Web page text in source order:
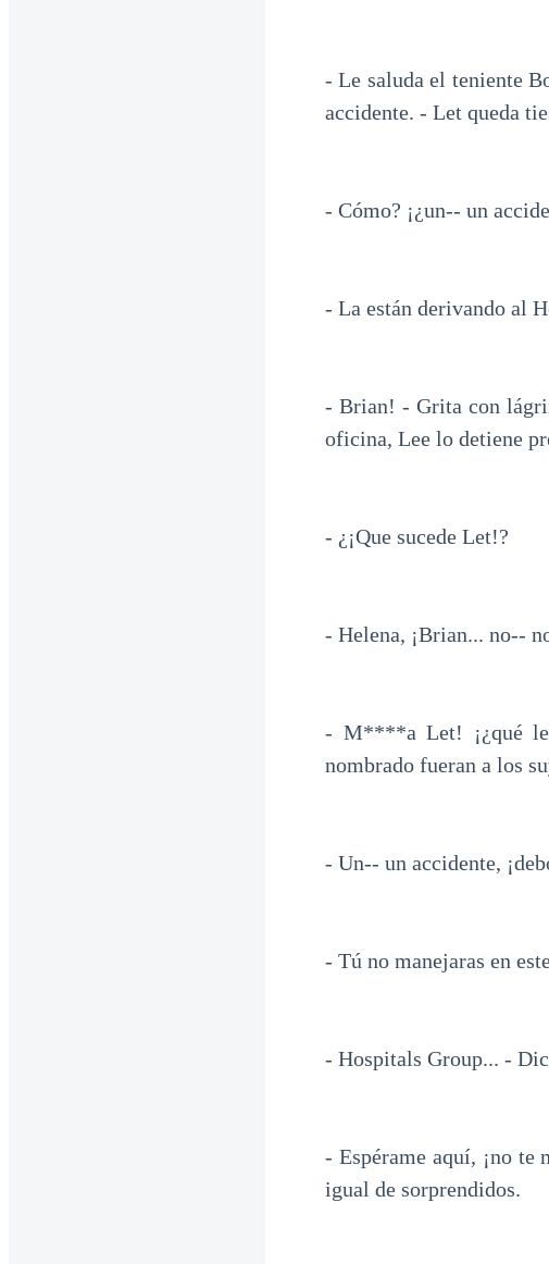
- Le saluda el teniente
accidente. - Let queda
- Cómo? ¡¿un-- un
- La están derivando al
- Brian! - Grita con
oficina, Lee lo detiene
- ¿¡Que sucede Let!?
- Helena, ¡Brian... no--
- M****a Let! ¡¿qué
nombrado fueran a los
- Un-- un accidente,
- Tú no manejaras en
- Hospitals Group... -
- Espérame aquí, ¡no te
igual de sorprendidos.